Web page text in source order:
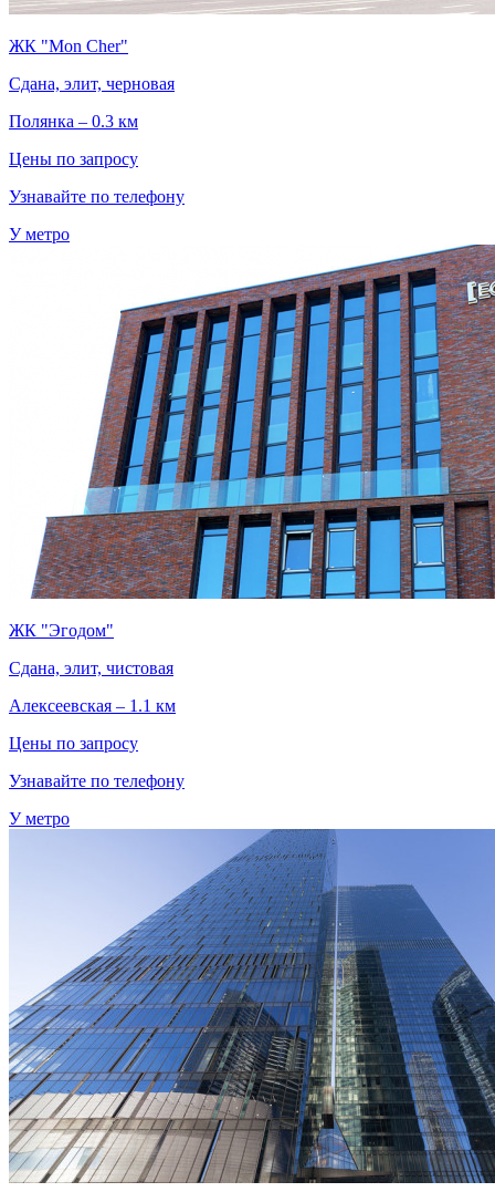
ЖК "Mon Cher"
Сдана, элит, черновая
Полянка – 0.3 км
Цены по запросу
Узнавайте по телефону
У метро
ЖК "Эгодом"
Сдана, элит, чистовая
Алексеевская – 1.1 км
Цены по запросу
Узнавайте по телефону
У метро